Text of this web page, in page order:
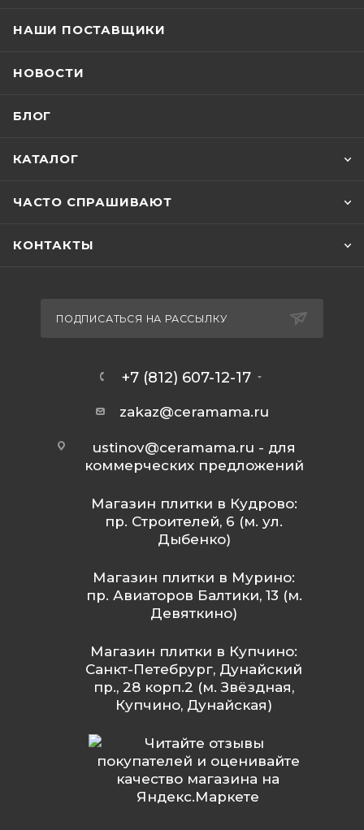
НАШИ ПОСТАВЩИКИ
НОВОСТИ
БЛОГ
КАТАЛОГ
ЧАСТО СПРАШИВАЮТ
КОНТАКТЫ
ПОДПИСАТЬСЯ НА РАССЫЛКУ
+7 (812) 607-12-17
zakaz@ceramama.ru
ustinov@ceramama.ru - для
коммерческих предложений
Магазин плитки в Кудрово:
пр. Строителей, 6 (м. ул.
Дыбенко)
Магазин плитки в Мурино:
пр. Авиаторов Балтики, 13 (м.
Девяткино)
Магазин плитки в Купчино:
Санкт-Петебрург, Дунайский
пр., 28 корп.2 (м. Звёздная,
Купчино, Дунайская)